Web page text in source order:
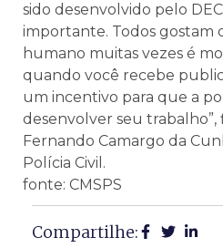
sido desenvolvido pelo
importante. Todos gostam
humano muitas vezes é
quando você recebe
um incentivo para que a
desenvolver seu trabalho”,
Fernando Camargo da
Polícia Civil.
fonte: CMSPS
Compartilhe: